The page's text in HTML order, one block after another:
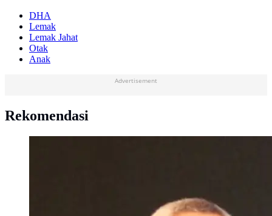
DHA
Lemak
Lemak Jahat
Otak
Anak
Advertisement
Rekomendasi